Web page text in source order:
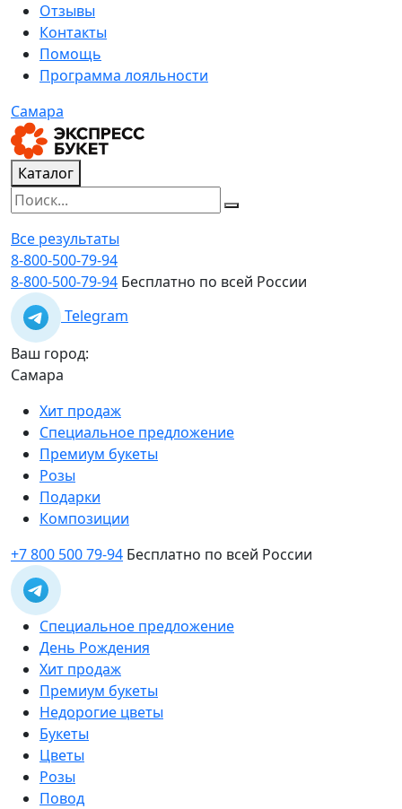
Отзывы
Контакты
Помощь
Программа лояльности
Самара
Каталог
Все результаты
8-800-500-79-94
8-800-500-79-94 Бесплатно по всей России
Telegram
Ваш город:
Самара
Хит продаж
Специальное предложение
Премиум букеты
Розы
Подарки
Композиции
+7 800 500 79-94 Бесплатно по всей России
Специальное предложение
День Рождения
Хит продаж
Премиум букеты
Недорогие цветы
Букеты
Цветы
Розы
Повод